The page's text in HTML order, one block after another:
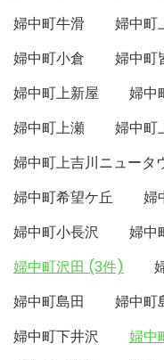
婦中町牛滑
婦中町
婦中町小倉
婦中町
婦中町上新屋
婦中
婦中町上瀬
婦中町
婦中町上吉川ニュータ
婦中町希望ケ丘
婦
婦中町小長沢
婦中
婦中町沢田 (3件)
婦中町島田
婦中町
婦中町下井沢
婦中